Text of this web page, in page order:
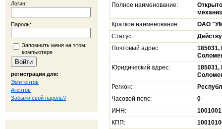
Логин:
Пароль:
Запомнить меня на этом
компьютере
регистрация для:
Эмитентов
Агентов
Забыли свой пароль?
Полное наименование:
Краткое наименование:
ОАО
Статус:
Почтовый адрес:
185031,
Юридический адрес:
185031,
Регион:
Часовой пояс:
0
ИНН:
КПП: